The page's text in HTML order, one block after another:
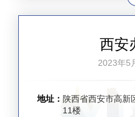
西安
2023年5
地址： 陕西省西安市高新
11楼